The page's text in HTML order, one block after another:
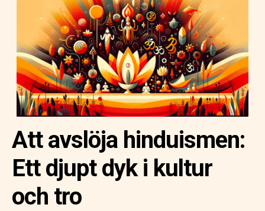
Att avslöja hinduismen:
Ett djupt dyk i kultur
och tro